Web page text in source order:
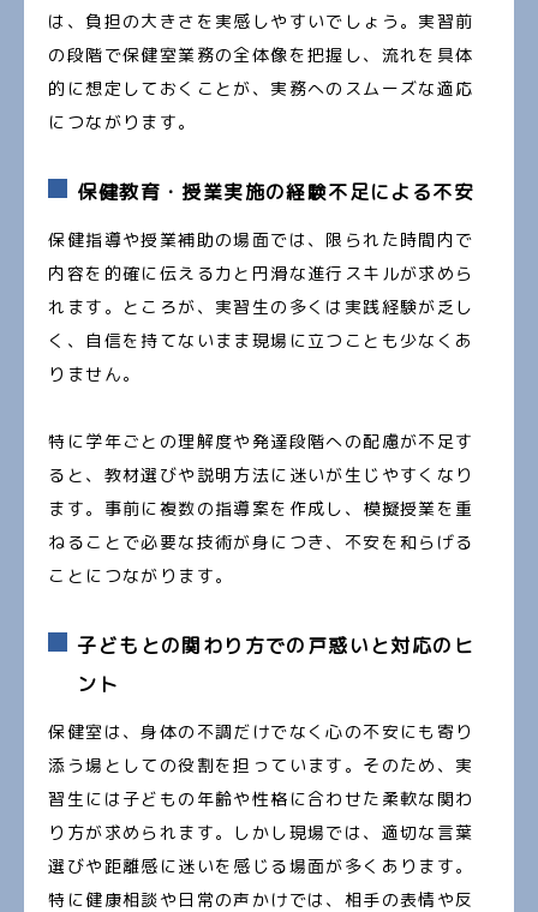
は、負担の大きさを実感しやすいでしょう。実習前
の段階で保健室業務の全体像を把握し、流れを具体
的に想定しておくことが、実務へのスムーズな適応
につながります。
保健教育・授業実施の経験不足による不安
保健指導や授業補助の場面では、限られた時間内で
内容を的確に伝える力と円滑な進行スキルが求めら
れます。ところが、実習生の多くは実践経験が乏し
く、自信を持てないまま現場に立つことも少なくあ
りません。
特に学年ごとの理解度や発達段階への配慮が不足す
ると、教材選びや説明方法に迷いが生じやすくなり
ます。事前に複数の指導案を作成し、模擬授業を重
ねることで必要な技術が身につき、不安を和らげる
ことにつながります。
子どもとの関わり方での戸惑いと対応のヒ
ント
保健室は、身体の不調だけでなく心の不安にも寄り
添う場としての役割を担っています。そのため、実
習生には子どもの年齢や性格に合わせた柔軟な関わ
り方が求められます。しかし現場では、適切な言葉
選びや距離感に迷いを感じる場面が多くあります。
特に健康相談や日常の声かけでは、相手の表情や反